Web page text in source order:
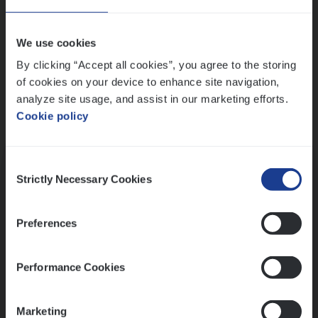
We use cookies
By clicking “Accept all cookies”, you agree to the storing
of cookies on your device to enhance site navigation,
analyze site usage, and assist in our marketing efforts.
Cookie policy
Selection
Strictly Necessary Cookies
Preferences
Performance Cookies
Marketing